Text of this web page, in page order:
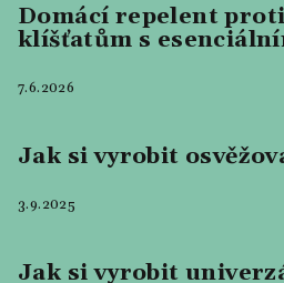
Domácí repelent
klíšťatům s
7.6.2026
Jak si vyrobit
3.9.2025
Jak si vyrobit